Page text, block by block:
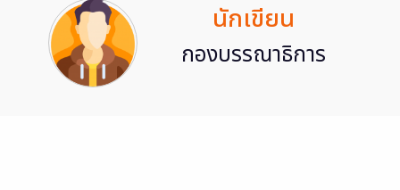
นักเขียน
กองบรรณาธิการ